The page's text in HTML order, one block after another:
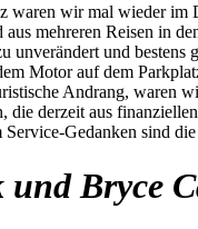
waren wir mal wieder
mehreren Reisen in
unverändert und
Motor auf dem
Andrang, waren
die derzeit aus
Gedanken sind
Bryce